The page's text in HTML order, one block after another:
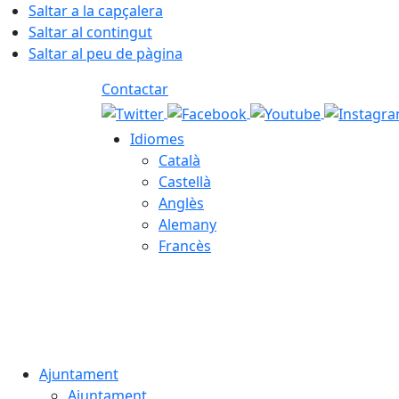
Saltar a la capçalera
Saltar al contingut
Saltar al peu de pàgina
Contactar
Idiomes
Català
Castellà
Anglès
Alemany
Francès
Ajuntament